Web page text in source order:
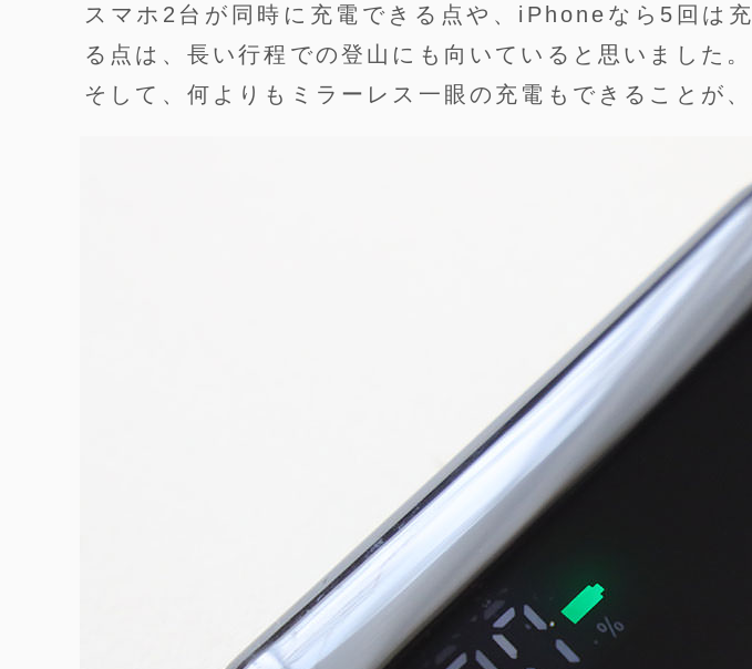
スマホ2台が同時に充電できる点や、iPhoneなら5回は
る点は、長い行程での登山にも向いていると思いました。
そして、何よりもミラーレス一眼の充電もできることが